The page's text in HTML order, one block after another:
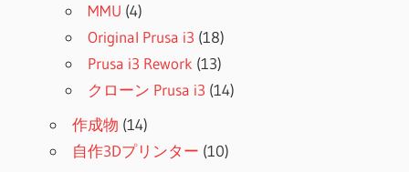
MMU (4)
Original Prusa i3 (18)
Prusa i3 Rework (13)
クローン Prusa i3 (14)
作成物 (14)
自作3Dプリンター (10)